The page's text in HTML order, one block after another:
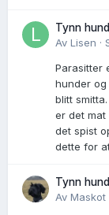
Tynn hund
Av Lisen ·
Parasitter
hunder og
blitt
er det
det spist
dette for
Tynn hund
Av Maskot